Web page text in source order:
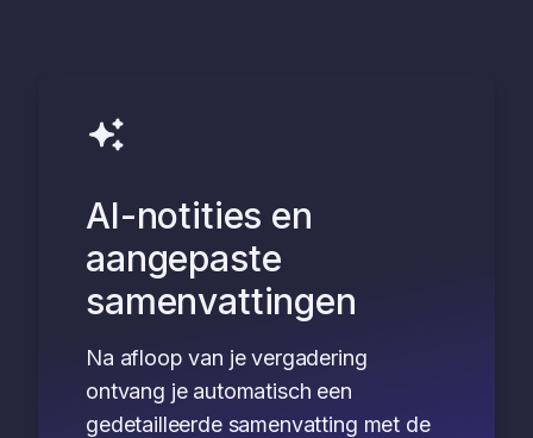
AI-notities en
aangepaste
samenvattingen
Na afloop van je vergadering
ontvang je automatisch een
gedetailleerde samenvatting met de